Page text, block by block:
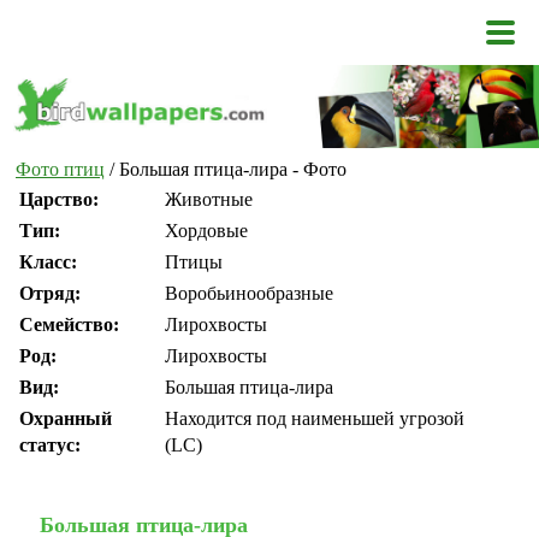
Фото птиц / Большая птица-лира - Фото
Царство:
Животные
Тип:
Хордовые
Класс:
Птицы
Отряд:
Воробьинообразные
Семейство:
Лирохвосты
Род:
Лирохвосты
Вид:
Большая птица-лира
Охранный
статус:
Находится под наименьшей угрозой
(LC)
Большая птица-лира